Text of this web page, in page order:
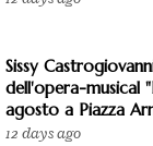
Sissy
dell'opera-musical
agosto a Piazza
12 days ago